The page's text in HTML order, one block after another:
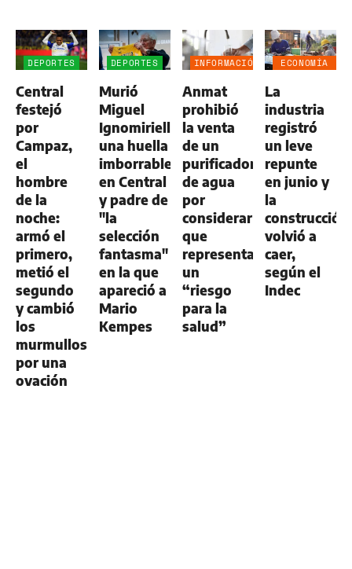
DEPORTES
Central
festejó
por
Campaz,
el
hombre
de la
noche:
armó el
primero,
metió el
segundo
y cambió
los
murmullos
por una
ovación
DEPORTES
Murió
Miguel
Ignomiriello:
una huella
imborrable
en Central
y padre de
"la
selección
fantasma"
en la que
apareció a
Mario
Kempes
INFORMACIÓN
Anmat
prohibió
la venta
de un
purificador
de agua
por
considerar
que
representa
un
“riesgo
para la
salud”
ECONOMÍA
La
industria
registró
un leve
repunte
en junio y
la
construcción
volvió a
caer,
según el
Indec